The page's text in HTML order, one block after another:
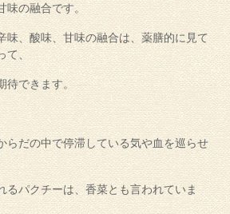
味の融合です。
味、酸味、甘味の融合は、薬膳的に見て
、
待できます。
らだの中で停滞している気や血を巡らせ
るパクチーは、香菜とも言われていま